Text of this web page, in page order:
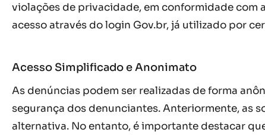
violações de privacidade, em conformidade com
acesso através do login Gov.br, já utilizado por
Acesso Simplificado e Anonimato
As denúncias podem ser realizadas de forma
segurança dos denunciantes. Anteriormente, as
alternativa. No entanto, é importante destacar